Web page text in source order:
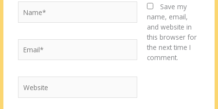
Save my
name, email,
and website in
this browser for
the next time I
comment.